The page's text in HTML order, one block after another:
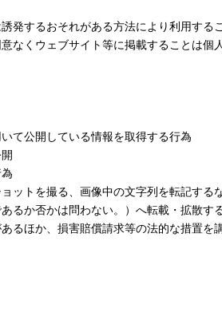
発するおそれがある方法により利用する
なくウェブサイト等に掲載することは個
公開している情報を取得する行為
トを撮る、画像中の文字列を転記する
るか否かは問わない。）へ転載・拡散す
るほか、損害賠償請求等の法的な措置を